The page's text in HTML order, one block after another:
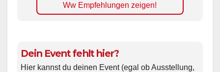
Ww Empfehlungen zeigen!
Dein Event fehlt hier?
Hier kannst du deinen Event (egal ob Ausstellung,